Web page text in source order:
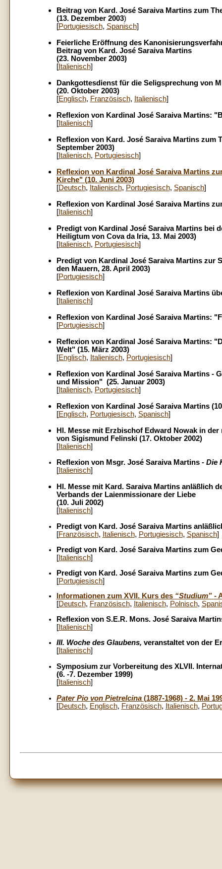
Beitrag von Kard. José Saraiva Martins zum
(13. Dezember 2003)
[Portugiesisch, Spanisch]
Feierliche Eröffnung des
Beitrag von Kard. José Saraiva Martins
(23. November 2003)
[Italienisch]
Dankgottesdienst für die Seligsprechung von
(20. Oktober 2003)
[Englisch, Französisch, Italienisch]
Reflexion von Kardinal José Saraiva Martins:
[Italienisch]
Reflexion von Kard. José Saraiva Martins
September 2003)
[Italienisch, Portugiesisch]
Reflexion von Kardinal José Saraiva Martins
Kirche" (10. Juni 2003)
[Deutsch, Italienisch, Portugiesisch, Spanisch]
Reflexion von Kardinal José Saraiva Martins
[Italienisch]
Predigt von Kardinal José Saraiva Martins bei
Heiligtum von Cova da Iria, 13. Mai 2003)
[Italienisch, Portugiesisch]
Predigt von Kardinal José Saraiva Martins zur
den Mauern, 28. April 2003)
[Portugiesisch]
Reflexion von Kardinal José Saraiva Martins
[Italienisch]
Reflexion von Kardinal José Saraiva Martins:
[Portugiesisch]
Reflexion von Kardinal José Saraiva Martins:
Welt" (15. März 2003)
[Englisch, Italienisch, Portugiesisch]
Reflexion von Kardinal José Saraiva Martins -
und Mission" (25. Januar 2003)
[Italienisch, Portugiesisch]
Reflexion von Kardinal José Saraiva Martins
[Englisch, Portugiesisch, Spanisch]
Hl. Messe mit Erzbischof Edward Nowak in
von Sigismund Felinski (17. Oktober 2002)
[Italienisch]
Reflexion von Msgr. José Saraiva Martins - Die
[Italienisch]
Hl. Messe mit Kard. Saraiva Martins anläßlich
Verbands der Laienmissionare der Liebe
(10. Juli 2002)
[Italienisch]
Predigt von Kard. José Saraiva Martins
[Französisch, Italienisch, Portugiesisch, Spanisch]
Predigt von Kard. José Saraiva Martins zum
[Italienisch]
Predigt von Kard. José Saraiva Martins zum
[Portugiesisch]
Informationen zum XVII. Kurs des “Studium” -
[Deutsch, Französisch, Italienisch, Polnisch,
Reflexion von S.E.R. Mons. José Saraiva
[Italienisch]
III. Woche des Glaubens, veranstaltet von der
[Italienisch]
Symposium zur Vorbereitung des XLVII.
(6. -7. Dezember 1999)
[Italienisch]
Pater Pio von Pietrelcina (1887-1968) - 2. Mai
[Deutsch, Englisch, Französisch, Italienisch,